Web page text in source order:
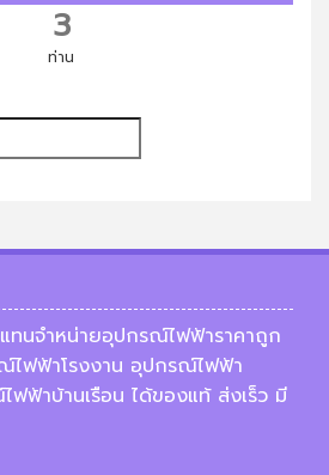
3
ท่าน
แทนจำหน่ายอุปกรณ์ไฟฟ้าราคาถูก
ฟฟ้าโรงงาน อุปกรณ์ไฟฟ้า
ฟ้าบ้านเรือน ได้ของแท้ ส่งเร็ว มี